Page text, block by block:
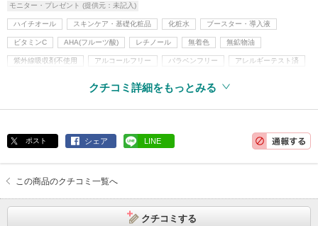
モニター・プレゼント (提供元：未記入)
ハイチオール スキンケア・基礎化粧品 化粧水 ブースター・導入液
ビタミンC AHA(フルーツ酸) レチノール 無着色 無鉱物油
紫外線吸収剤不使用 アルコールフリー パラベンフリー アレルギーテスト済
クチコミ詳細をもっとみる
ポスト シェア LINE
この商品のクチコミ一覧へ
クチコミする